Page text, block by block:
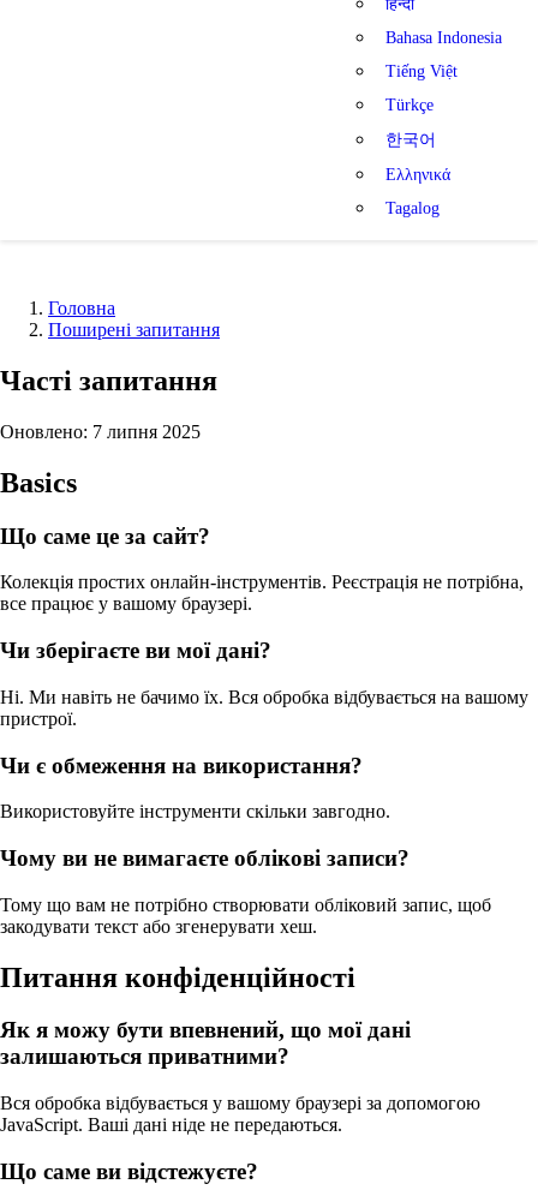
हिन्दी
Bahasa Indonesia
Tiếng Việt
Türkçe
한국어
Ελληνικά
Tagalog
Головна
Поширені запитання
Часті запитання
Оновлено: 7 липня 2025
Basics
Що саме це за сайт?
Колекція простих онлайн-інструментів. Реєстрація не потрібна,
все працює у вашому браузері.
Чи зберігаєте ви мої дані?
Ні. Ми навіть не бачимо їх. Вся обробка відбувається на вашому
пристрої.
Чи є обмеження на використання?
Використовуйте інструменти скільки завгодно.
Чому ви не вимагаєте облікові записи?
Тому що вам не потрібно створювати обліковий запис, щоб
закодувати текст або згенерувати хеш.
Питання конфіденційності
Як я можу бути впевнений, що мої дані
залишаються приватними?
Вся обробка відбувається у вашому браузері за допомогою
JavaScript. Ваші дані ніде не передаються.
Що саме ви відстежуєте?